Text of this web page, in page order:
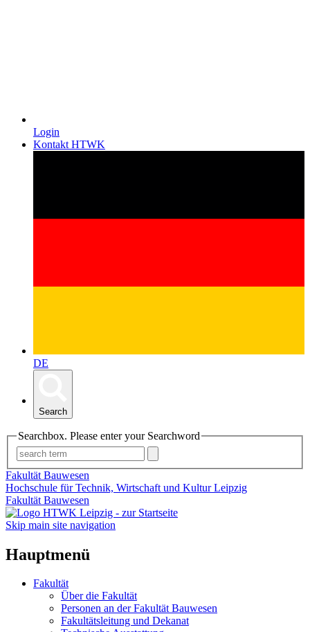
Login
Kontakt HTWK
DE
Search
Searchbox. Please enter your Searchword
Fakultät Bauwesen
Hochschule für Technik, Wirtschaft und Kultur Leipzig
Fakultät Bauwesen
Skip main site navigation
Hauptmenü
Fakultät
Über die Fakultät
Personen an der Fakultät Bauwesen
Fakultätsleitung und Dekanat